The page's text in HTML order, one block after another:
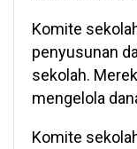
Komite
penyusunan
sekolah.
mengelola
Komite